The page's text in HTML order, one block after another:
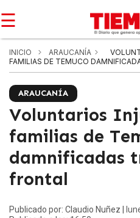
☰
INICIO ARAUCANÍA
FAMILIAS DE TEMUCO
ARAUCANÍA
Voluntarios
familias de
damnificadas
frontal
Publicado por: Claudio Nuñez |